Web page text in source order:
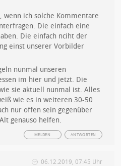
wenn ich solche Kommentare
Die einfach eine
Die einfach nciht der
einst unserer Vorbilder
nunmal unseren
im hier und jetzt. Die
sie aktuell nunmal ist. Alles
wie es in weiteren 30-50
nur offen sein gegenüber
genauso helfen.
ANTWORTEN
MELDEN
06.12.2019, 07:45 Uhr